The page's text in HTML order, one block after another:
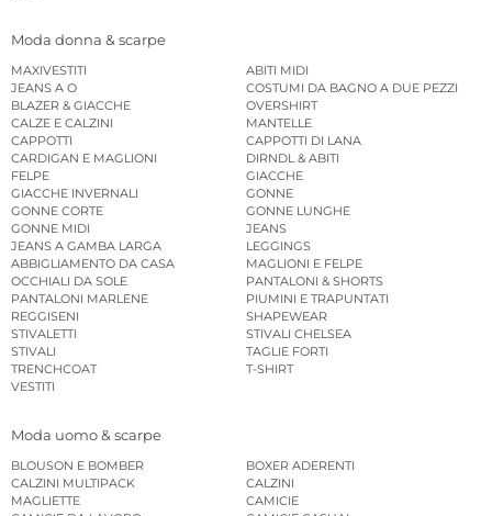
Moda donna & scarpe
MAXIVESTITI
ABITI MIDI
JEANS A O
COSTUMI DA BAGNO A DUE PEZZI
BLAZER & GIACCHE
OVERSHIRT
CALZE E CALZINI
MANTELLE
CAPPOTTI
CAPPOTTI DI LANA
CARDIGAN E MAGLIONI
DIRNDL & ABITI
FELPE
GIACCHE
GIACCHE INVERNALI
GONNE
GONNE CORTE
GONNE LUNGHE
GONNE MIDI
JEANS
JEANS A GAMBA LARGA
LEGGINGS
ABBIGLIAMENTO DA CASA
MAGLIONI E FELPE
OCCHIALI DA SOLE
PANTALONI & SHORTS
PANTALONI MARLENE
PIUMINI E TRAPUNTATI
REGGISENI
SHAPEWEAR
STIVALETTI
STIVALI CHELSEA
STIVALI
TAGLIE FORTI
TRENCHCOAT
T-SHIRT
VESTITI
Moda uomo & scarpe
BLOUSON E BOMBER
BOXER ADERENTI
CALZINI MULTIPACK
CALZINI
MAGLIETTE
CAMICIE